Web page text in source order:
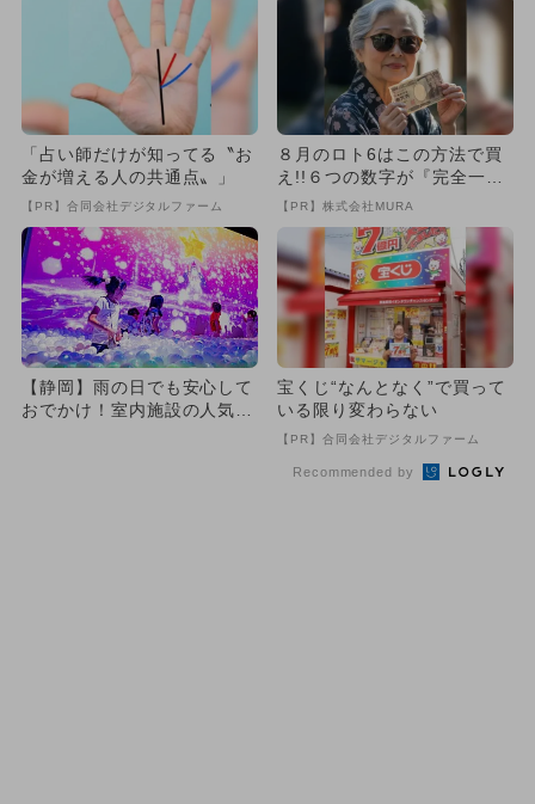
「占い師だけが知ってる〝お
金が増える人の共通点〟」
【PR】合同会社デジタルファーム
８月のロト6はこの方法で買
え!!６つの数字が『完全一
致』する方法
【PR】株式会社MURA
【静岡】雨の日でも安心して
おでかけ！室内施設の人気ス
宝くじ“なんとなく”で買って
いる限り変わらない
【PR】合同会社デジタルファーム
Recommended by